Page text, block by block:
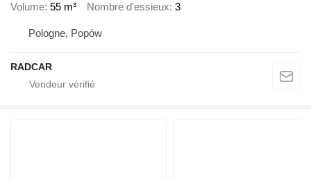
Volume 55 m³ Nombre d'essieux 3
Pologne, Popów
RADCAR